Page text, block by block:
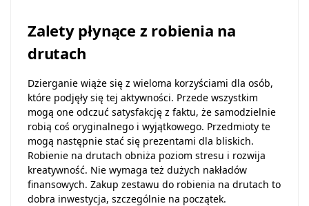
Zalety płynące z robienia na
drutach
Dzierganie wiąże się z wieloma korzyściami dla osób,
które podjęły się tej aktywności. Przede wszystkim
mogą one odczuć satysfakcję z faktu, że samodzielnie
robią coś oryginalnego i wyjątkowego. Przedmioty te
mogą następnie stać się prezentami dla bliskich.
Robienie na drutach obniża poziom stresu i rozwija
kreatywność. Nie wymaga też dużych nakładów
finansowych. Zakup zestawu do robienia na drutach to
dobra inwestycja, szczególnie na początek.